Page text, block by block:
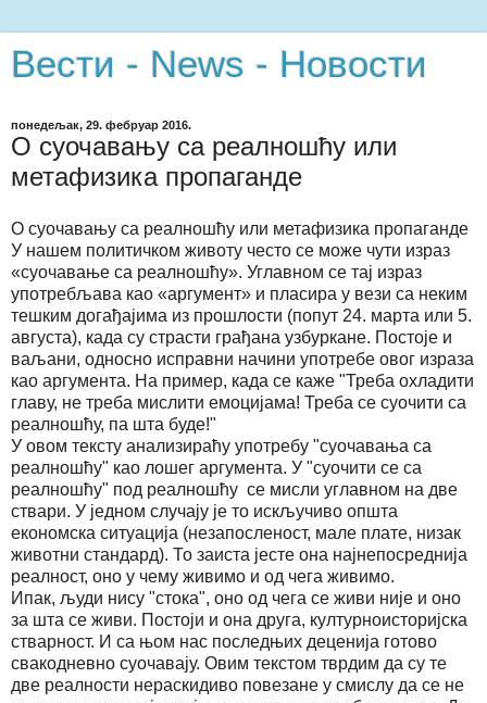
Вести - News - Новости
понедељак, 29. фебруар 2016.
О суочавању са реалношћу или
метафизика пропаганде
О суочавању са реалношћу или метафизика пропаганде
У нашем политичком животу често се може чути израз
«суочавање са реалношћу». Углавном се тај израз
употребљава као «аргумент» и пласира у вези са неким
тешким догађајима из прошлости (попут 24. марта или 5.
августа), када су страсти грађана узбуркане. Постоје и
ваљани, односно исправни начини употребе овог израза
као аргумента. На пример, када се каже "Треба охладити
главу, не треба мислити емоцијама! Треба се суочити са
реалношћу, па шта буде!"
У овом тексту анализираћу употребу "суочавања са
реалношћу" као лошег аргумента. У "суочити се са
реалношћу" под реалношћу се мисли углавном на две
ствари. У једном случају је то искључиво општа
економска ситуација (незапосленост, мале плате, низак
животни стандард). То заиста јесте она најнепосреднија
реалност, оно у чему живимо и од чега живимо.
Ипак, људи нису "стока", оно од чега се живи није и оно
за шта се живи. Постоји и она друга, културноисторијска
стварност. И са њом нас последњих деценија готово
свакодневно суочавају. Овим текстом тврдим да су те
две реалности нераскидиво повезане у смислу да се не